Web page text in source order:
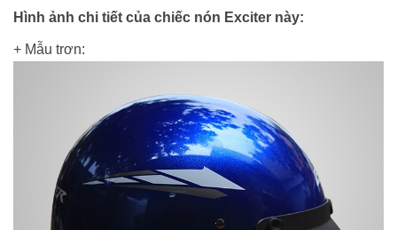
Hình ảnh chi tiết của chiếc nón Exciter này:
+ Mẫu trơn: